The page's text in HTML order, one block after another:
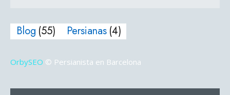
Blog (55) Persianas (4)
OrbySEO © Persianista en Barcelona